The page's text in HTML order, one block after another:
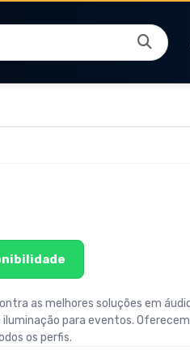
as melhores soluções em
para eventos.
os perfis.